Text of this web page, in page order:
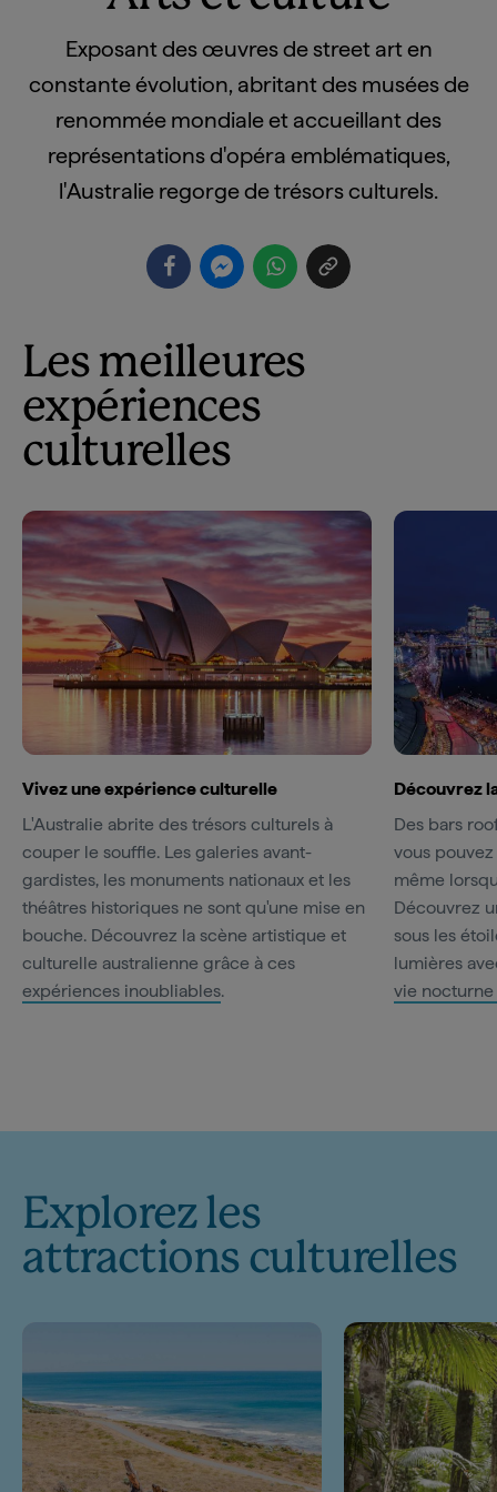
Exposant des œuvres de street art en
constante évolution, abritant des musées de
renommée mondiale et accueillant des
représentations d'opéra emblématiques,
l'Australie regorge de trésors culturels.
Les meilleures
expériences
culturelles
Vivez une expérience culturelle
L'Australie abrite des trésors culturels à
couper le souffle. Les galeries avant-
gardistes, les monuments nationaux et les
théâtres historiques ne sont qu'une mise en
bouche. Découvrez la scène artistique et
culturelle australienne grâce à ces
expériences inoubliables.
Découvrez
Des bars
vous
même
Découvrez
sous les
lumières
vie
Explorez les
attractions culturelles